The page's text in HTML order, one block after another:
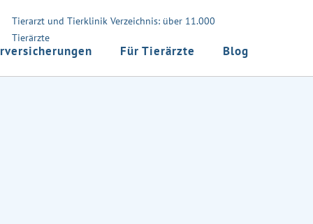
Tierarzt und Tierklinik Verzeichnis: über 11.000
Tierärzte
Für Tierärzte Blog